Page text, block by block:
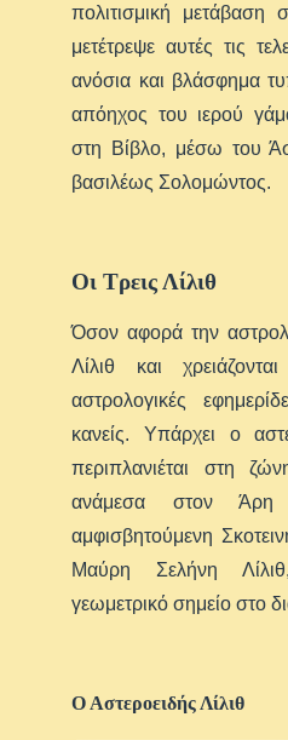
πολιτισμική μετάβαση
μετέτρεψε αυτές τις
ανόσια και βλάσφημα
απόηχος του ιερού
στη Βίβλο, μέσω του
βασιλέως Σολομώντος.
Οι Τρεις Λίλιθ
Όσον αφορά την
Λίλιθ και
αστρολογικές
κανείς. Υπάρχει ο
περιπλανιέται στη
ανάμεσα στον
αμφισβητούμενη
Μαύρη Σελήνη
γεωμετρικό σημείο στο
Ο Αστεροειδής Λίλιθ